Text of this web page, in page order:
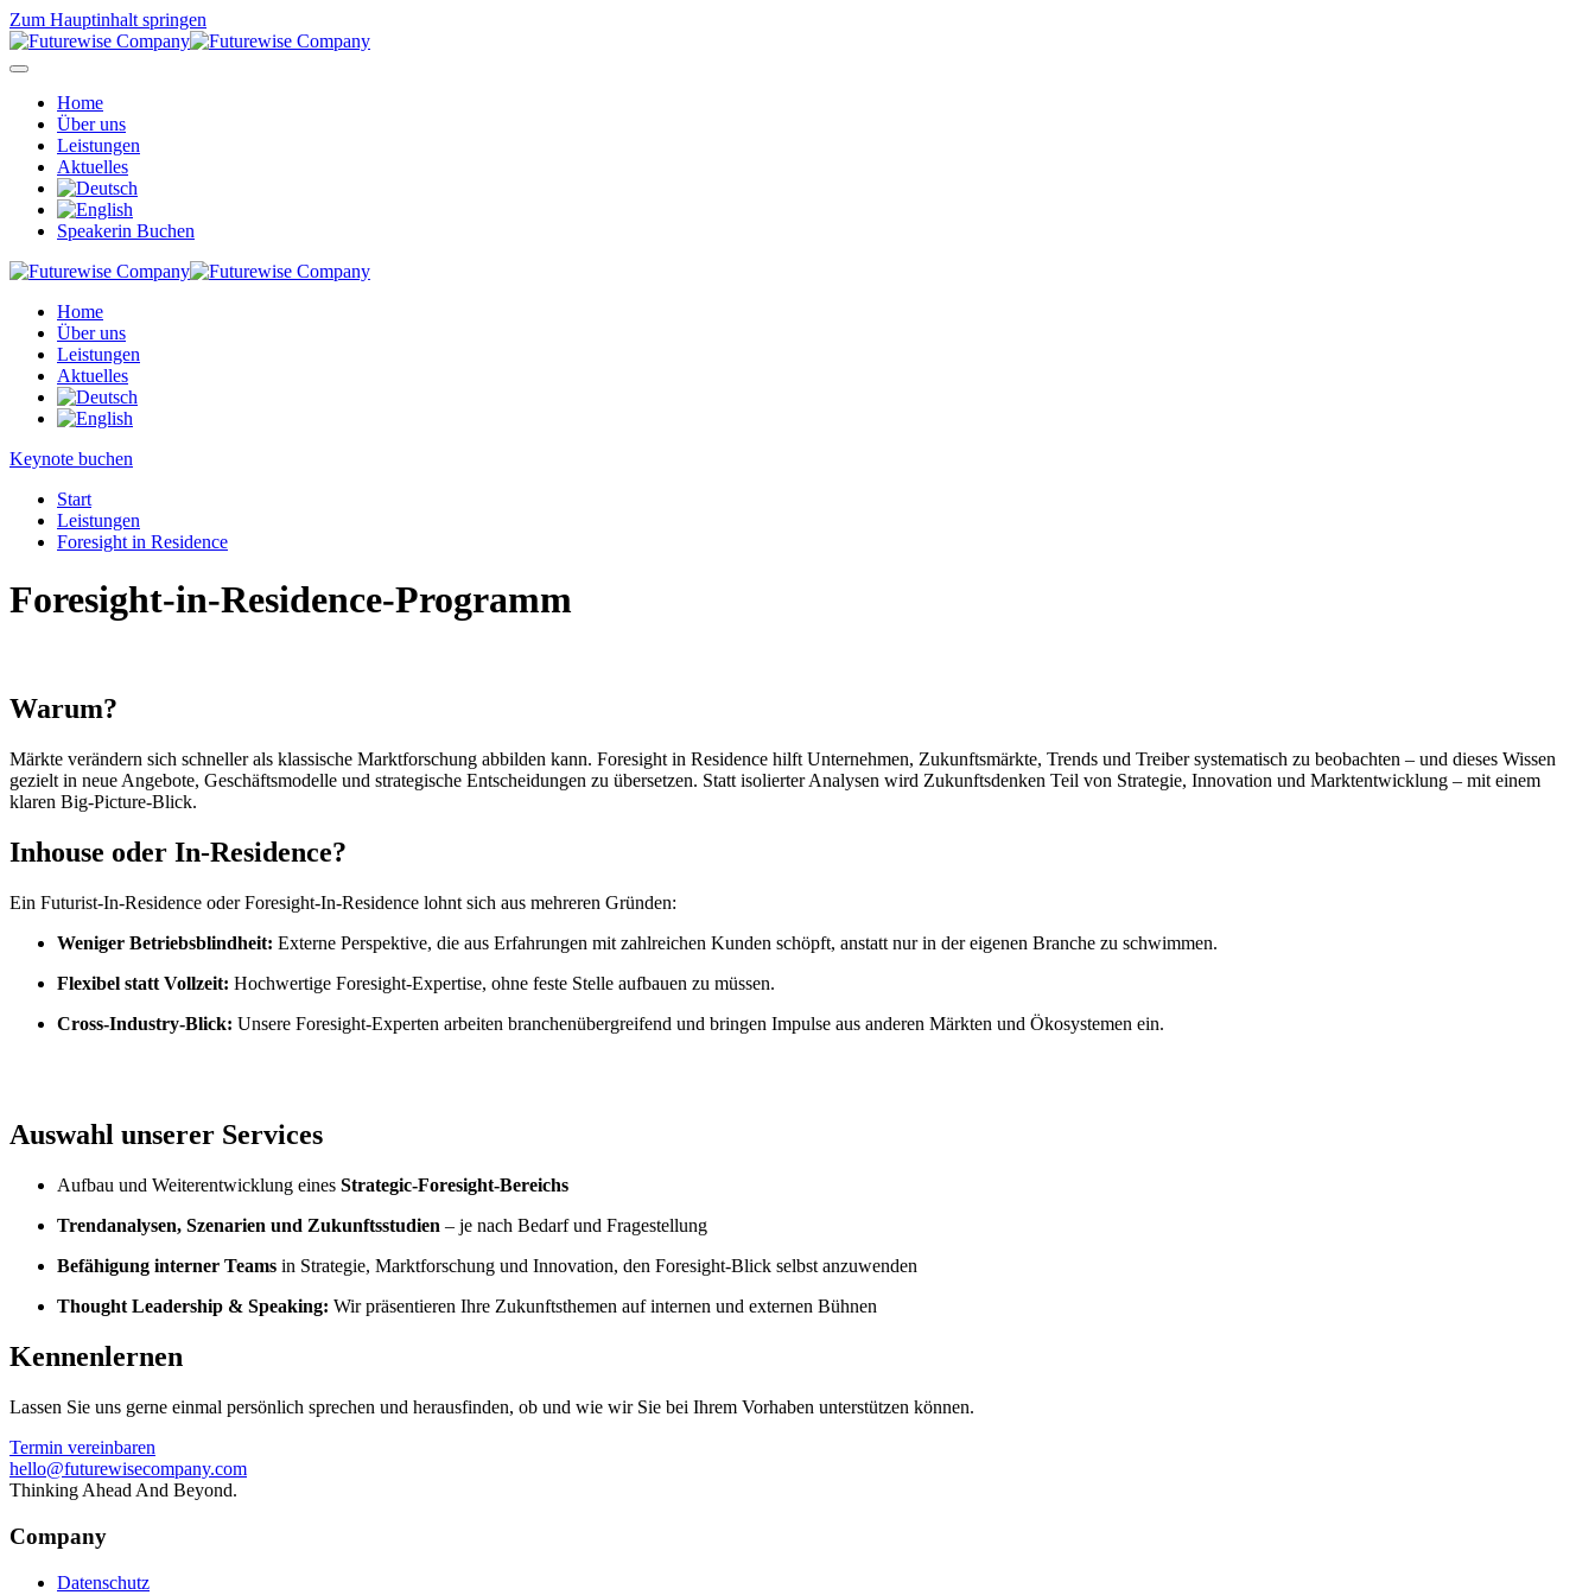
Zum Hauptinhalt springen
Home
Über uns
Leistungen
Aktuelles
Speakerin Buchen
Home
Über uns
Leistungen
Aktuelles
Keynote buchen
Start
Leistungen
Foresight in Residence
Foresight-in-Residence-Programm
Warum?
Märkte verändern sich schneller als klassische Marktforschung abbilden kann. Foresight in Residence hilft Unternehmen, Zukunftsmärkte, Trends und Treiber systematisch zu beobachten – und dieses Wissen
gezielt in neue Angebote, Geschäftsmodelle und strategische Entscheidungen zu übersetzen. Statt isolierter Analysen wird Zukunftsdenken Teil von Strategie, Innovation und Marktentwicklung – mit einem
klaren Big-Picture-Blick.
Inhouse oder In-Residence?
Ein Futurist-In-Residence oder Foresight-In-Residence lohnt sich aus mehreren Gründen:
Weniger Betriebsblindheit: Externe Perspektive, die aus Erfahrungen mit zahlreichen Kunden schöpft, anstatt nur in der eigenen Branche zu schwimmen.
Flexibel statt Vollzeit: Hochwertige Foresight-Expertise, ohne feste Stelle aufbauen zu müssen.
Cross-Industry-Blick: Unsere Foresight-Experten arbeiten branchenübergreifend und bringen Impulse aus anderen Märkten und Ökosystemen ein.
Auswahl unserer Services
Aufbau und Weiterentwicklung eines Strategic-Foresight-Bereichs
Trendanalysen, Szenarien und Zukunftsstudien – je nach Bedarf und Fragestellung
Befähigung interner Teams in Strategie, Marktforschung und Innovation, den Foresight-Blick selbst anzuwenden
Thought Leadership & Speaking: Wir präsentieren Ihre Zukunftsthemen auf internen und externen Bühnen
Kennenlernen
Lassen Sie uns gerne einmal persönlich sprechen und herausfinden, ob und wie wir Sie bei Ihrem Vorhaben unterstützen können.
Termin vereinbaren
hello@futurewisecompany.com
Thinking Ahead And Beyond.
Company
Datenschutz